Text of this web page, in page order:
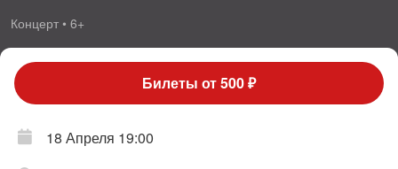
Концерт • 6+
Билеты от 500 ₽
18 Апреля 19:00